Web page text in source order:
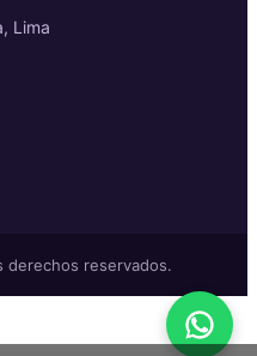
Lima
derechos reservados.